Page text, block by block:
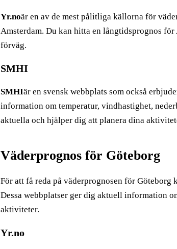
Yr.noär en av de mest pålitliga källorna för
Amsterdam. Du kan hitta en långtidsprognos
förväg.
SMHI
SMHIär en svensk webbplats som också
information om temperatur, vindhastighet,
aktuella och hjälper dig att planera dina
Väderprognos för Göteborg
För att få reda på väderprognosen för Göteborg
Dessa webbplatser ger dig aktuell information
aktiviteter.
Yr.no